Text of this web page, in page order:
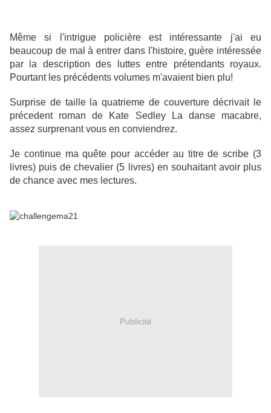
Même si l'intrigue policière est intéressante j'ai eu
beaucoup de mal à entrer dans l'histoire, guère intéressée
par la description des luttes entre prétendants royaux.
Pourtant les précédents volumes m'avaient bien plu!
Surprise de taille la quatrieme de couverture décrivait le
précedent roman de Kate Sedley La danse macabre,
assez surprenant vous en conviendrez.
Je continue ma quête pour accéder au titre de scribe (3
livres) puis de chevalier (5 livres) en souhaitant avoir plus
de chance avec mes lectures.
Publicité